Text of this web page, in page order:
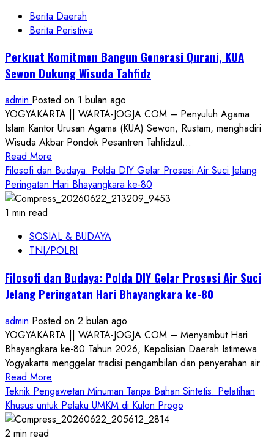
Pengajian
Akbar
Hari
Bhayangkara
80,
Perkuat
Sinergi
dan
Ketakwaan
Berita Daerah
Berita Peristiwa
Perkuat Komitmen Bangun Generasi Qurani, KUA
Sewon Dukung Wisuda Tahfidz
admin Posted on 1 bulan ago
YOGYAKARTA || WARTA-JOGJA.COM – Penyuluh Agama
Islam Kantor Urusan Agama (KUA) Sewon, Rustam, menghadiri
Wisuda Akbar Pondok Pesantren Tahfidzul...
Read More
more
about
Perkuat
Generasi
Qurani,
Sewon
Dukung
Tahfidz
Filosofi dan Budaya: Polda DIY Gelar Prosesi Air Suci Jelang
Peringatan Hari Bhayangkara ke-80
1 min read
SOSIAL & BUDAYA
TNI/POLRI
Filosofi dan Budaya: Polda DIY Gelar Prosesi Air Suci
Jelang Peringatan Hari Bhayangkara ke-80
admin Posted on 2 bulan ago
YOGYAKARTA || WARTA-JOGJA.COM – Menyambut Hari
Bhayangkara ke-80 Tahun 2026, Kepolisian Daerah Istimewa
Yogyakarta menggelar tradisi pengambilan dan penyerahan air...
Read More
more
about
Filosofi
Teknik Pengawetan Minuman Tanpa Bahan Sintetis: Pelatihan
Khusus untuk Pelaku UMKM di Kulon Progo
2 min read